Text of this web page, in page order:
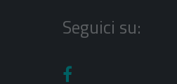
Seguici su: